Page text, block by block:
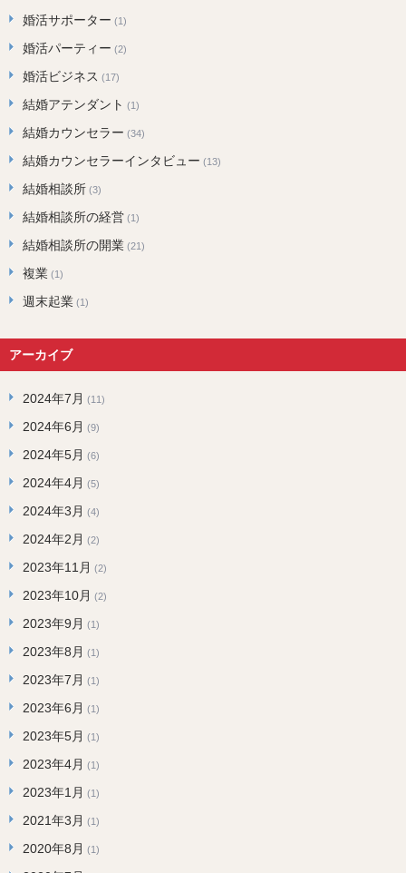
婚活サポーター (1)
婚活パーティー (2)
婚活ビジネス (17)
結婚アテンダント (1)
結婚カウンセラー (34)
結婚カウンセラーインタビュー (13)
結婚相談所 (3)
結婚相談所の経営 (1)
結婚相談所の開業 (21)
複業 (1)
週末起業 (1)
アーカイブ
2024年7月 (11)
2024年6月 (9)
2024年5月 (6)
2024年4月 (5)
2024年3月 (4)
2024年2月 (2)
2023年11月 (2)
2023年10月 (2)
2023年9月 (1)
2023年8月 (1)
2023年7月 (1)
2023年6月 (1)
2023年5月 (1)
2023年4月 (1)
2023年1月 (1)
2021年3月 (1)
2020年8月 (1)